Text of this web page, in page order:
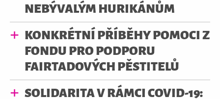
NEBÝVALÝM HURIKÁNŮM
KONKRÉTNÍ PŘÍBĚHY POMOCI Z
FONDU PRO PODPORU
FAIRTADOVÝCH PĚSTITELŮ
SOLIDARITA V RÁMCI COVID-19: